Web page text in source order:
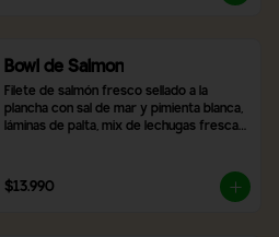
Bowl de Salmon
Filete de salmón fresco sellado a la
plancha con sal de mar y pimienta blanca,
láminas de palta, mix de lechugas frescas,
tostado.
$13.990